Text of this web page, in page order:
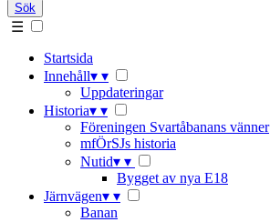
Sök
☰
Startsida
Innehåll▾ ▾
Uppdateringar
Historia▾ ▾
Föreningen Svartåbanans vänner
mfÖrSJs historia
Nutid▾ ▾
Bygget av nya E18
Järnvägen▾ ▾
Banan